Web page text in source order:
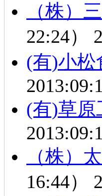
（株）
22:24）
(有)小松
(有)草原
（株）
16:44）